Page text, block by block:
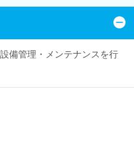
備管理・メンテナンスを行